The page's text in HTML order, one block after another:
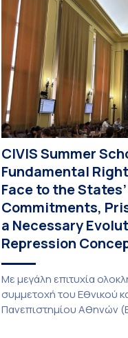
CIVIS Summer
Fundamental
Face to the
Commitments,
a Necessary
Repression
Με μεγάλη επιτυχία
συμμετοχή του Εθνικού
Πανεπιστημίου Αθηνών